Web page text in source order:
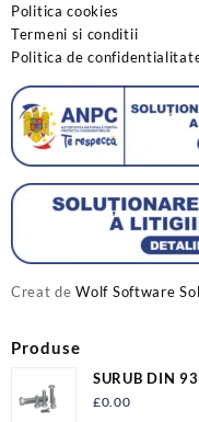
Politica cookies
Termeni si conditii
Politica de
Creat deWolf Software
Produse
SURUB DIN
£0.00